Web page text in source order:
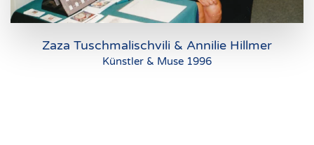
Zaza Tuschmalischvili & Annilie Hillmer
Künstler & Muse 1996